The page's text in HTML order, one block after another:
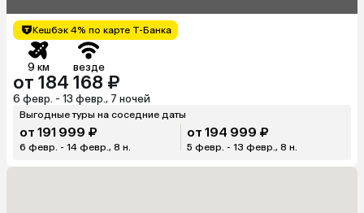
Кешбэк 4% по карте Т-Банка
9 км везде
от 184 168 ₽
6 февр. - 13 февр., 7 ночей
Выгодные туры на соседние даты
от 191 999 ₽
6 февр. - 14 февр., 8 н.
от 194 999 ₽
5 февр. - 13 февр., 8 н.